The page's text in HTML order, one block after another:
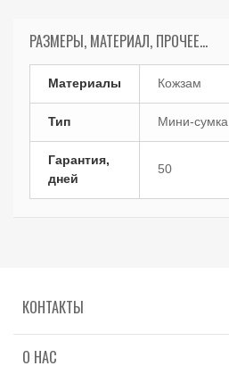
РАЗМЕРЫ, МАТЕРИАЛ, ПРОЧЕЕ...
Материалы Кожзам
Тип Мини-сумка
Гарантия,
дней
50
КОНТАКТЫ
О НАС